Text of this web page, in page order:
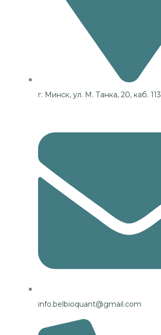
г. Минск, ул. М. Танка, 20, каб. 113
info.belbioquant@gmail.com